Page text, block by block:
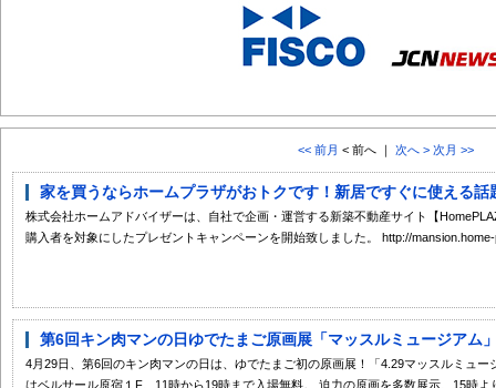
<< 前月 < 前へ ｜ 次へ > 次月 >>
家を買うならホームプラザがおトクです！新居ですぐに使える話
株式会社ホームアドバイザーは、自社で企画・運営する新築不動産サイト【
購入者を対象にしたプレゼントキャンペーンを開始致しました。 http://
第6回キン肉マンの日ゆでたまご原画展「マッスルミュージアム
4月29日、第6回のキン肉マンの日は、ゆでたまご初の原画展！「4.29マッスルミ
はベルサール原宿１F、11時から19時まで入場無料。 迫力の原画を多数展示、15時よ